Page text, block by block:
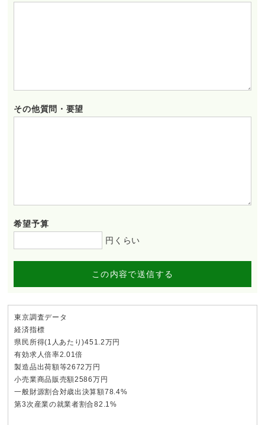
その他質問・要望
希望予算
円くらい
この内容で送信する
東京調査データ
経済指標
県民所得(1人あたり)451.2万円
有効求人倍率2.01倍
製造品出荷額等2672万円
小売業商品販売額2586万円
一般財源割合対歳出決算額78.4%
第3次産業の就業者割合82.1%